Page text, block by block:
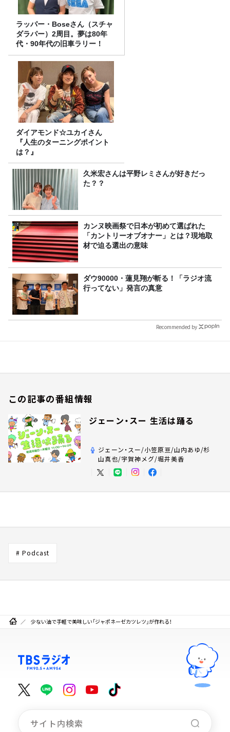
ラッパー・Boseさん（スチャ
ダラパー）2周目。夢は80年
代・90年代の旧車ラリー！
ダイアモンド☆ユカイさん
『人生のターニングポイント
は？』
久米宏さんは平野レミさんが好きだっ
た？？
カンヌ映画祭で日本が初めて選ばれた
「カントリーオブオナー」とは？現地取
材で迫る選出の意味
ダウ90000・蓮見翔が斬る！「ラジオ流
行ってない」発言の真意
Recommended by
この記事の番組情報
ジェーン・スー 生活は踊る
ジェーン・スー/小笠原亘/山内あゆ/杉
山真也/宇賀神メグ/堀井美香
# Podcast
少ない油で手軽で美味しい「ジャポネーゼカツレツ」が作れる！